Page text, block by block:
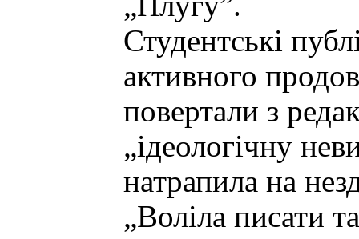
Студентські
активного
повертали з
„ідеологічну
натрапила на
„Воліла писати